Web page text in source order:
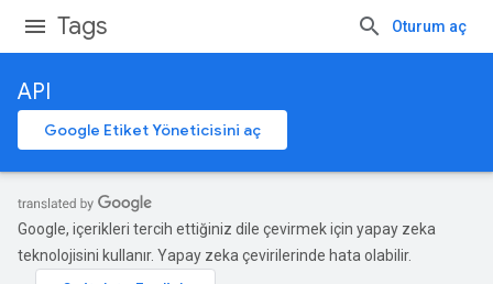
Tags Oturum aç
API
Google Etiket Yöneticisini aç
Google, içerikleri tercih ettiğiniz dile çevirmek için yapay zeka
teknolojisini kullanır. Yapay zeka çevirilerinde hata olabilir.